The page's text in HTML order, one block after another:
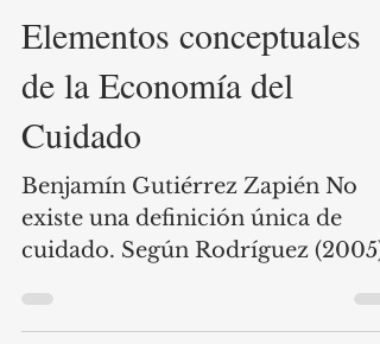
9 nov 2025
Elementos conceptuales
de la Economía del
Cuidado
Benjamín Gutiérrez Zapién No
existe una definición única de
cuidado. Según Rodríguez (2005),
se entiende como el espacio social